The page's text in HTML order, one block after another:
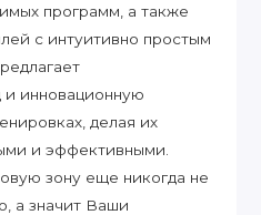
программ, а также
с интуитивно простым
инновационную
делая их
и эффективными.
зону еще никогда не
а значит Ваши